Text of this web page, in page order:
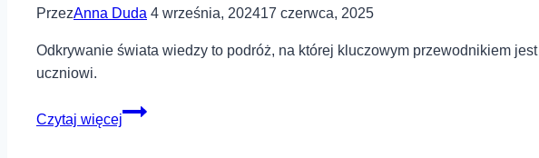
PrzezAnna Duda 4 września, 202417 czerwca, 2025
Odkrywanie świata wiedzy to podróż, na której kluczowym przewodnikiem
uczniowi.
Czytaj więcej
Top